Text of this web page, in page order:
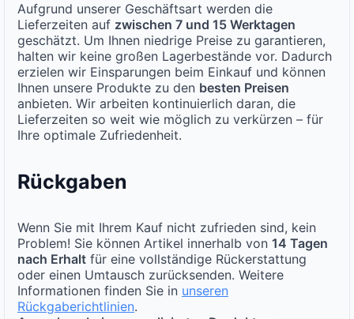
Aufgrund unserer Geschäftsart werden die
Lieferzeiten auf zwischen 7 und 15 Werktagen
geschätzt. Um Ihnen niedrige Preise zu garantieren,
halten wir keine großen Lagerbestände vor. Dadurch
erzielen wir Einsparungen beim Einkauf und können
Ihnen unsere Produkte zu den besten Preisen
anbieten. Wir arbeiten kontinuierlich daran, die
Lieferzeiten so weit wie möglich zu verkürzen – für
Ihre optimale Zufriedenheit.
Rückgaben
Wenn Sie mit Ihrem Kauf nicht zufrieden sind, kein
Problem! Sie können Artikel innerhalb von 14 Tagen
nach Erhalt für eine vollständige Rückerstattung
oder einen Umtausch zurücksenden. Weitere
Informationen finden Sie in unseren
Rückgaberichtlinien.